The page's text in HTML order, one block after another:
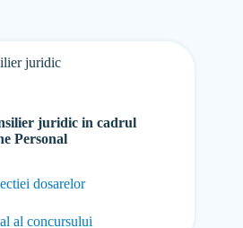
juridic
juridic in cadrul
Personal
dosarelor
al concursului